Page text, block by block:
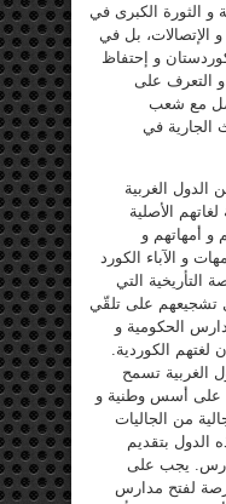
و الثورة الكبرى في
و الإتصالات، بل في
و إحتفاظ
و التعرف على
مع شعب
الجارية في
الدول الغربية
الأصلية
و أمهاتهم و
و الآباء الكورد
التأريخية التي
تشجيعهم على تلقّي
الحكومية و
الكوردية.
الغربية تسمح
على أسس وطنية و
من الجاليات
الدول بتقديم
يجب على
لفتح مدارس